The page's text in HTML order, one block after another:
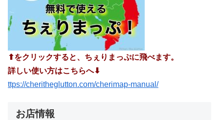
⬆︎をクリックすると、ちぇりまっぷに飛べます。
詳しい使い方はこちらへ⬇︎
ttps://cheritheglutton.com/cherimap-manual/
お店情報